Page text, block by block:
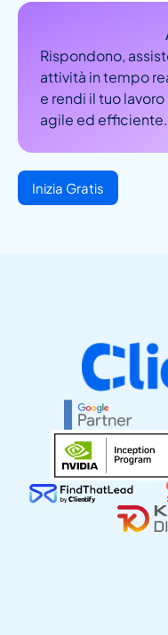
Rispondono,
attività in tempo
e rendi il tuo
agile ed efficiente.
Inizia Gratis